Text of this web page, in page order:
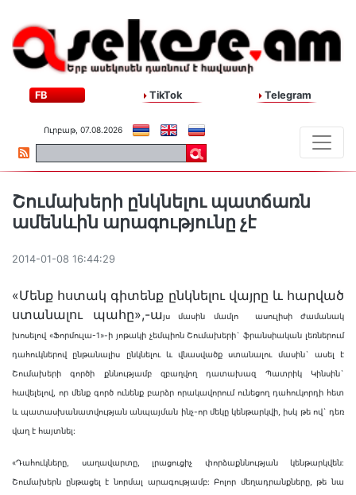
FB TikTok Telegram
Ուրբաթ, 07.08.2026
Շումախերի ընկնելու պատճառն
ամենևին արագությունը չէ
2014-01-08 16:44:29
«Մենք հստակ գիտենք ընկնելու վայրը և հարված
ստանալու պահը»,-այս մասին մամլո ասուլիսի ժամանակ
խոսելով «Ֆորմուլա-1»-ի յոթակի չեմպիոնՇումախերի` ֆրանսիական լեռներում
դահուկներով ընթանալիս ընկնելու և վնասվածք ստանալու մասին` ասել է
Շումախերի գործի քննությամբ զբաղվող դատախազ Պատրիկ Կինսին`
հավելելով, որ մենք գործ ունենք բարձր որակավորում ունեցող դահուկորդի հետ
և պատասխանատվության անպայման ինչ-որ մեկը կենթարկվի, իսկ թե ով` դեռ
վաղ է հայտնել:
«Դահուկները, սաղավարտը, լրացուցիչ փորձաքննության կենթարկվեն:
Շումախերն ընթացել է նորմալ արագությամբ: Բոլոր մեղադրանքները, թե նա